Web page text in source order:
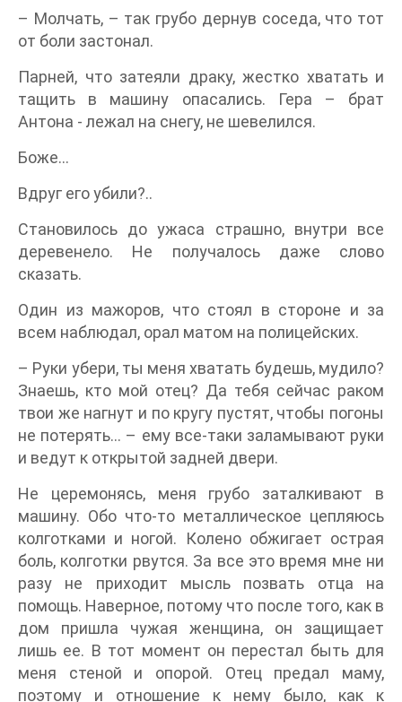
– Молчать, – так грубо дернув соседа, что тот
от боли застонал.
Парней, что затеяли драку, жестко хватать и
тащить в машину опасались. Гера – брат
Антона - лежал на снегу, не шевелился.
Боже...
Вдруг его убили?..
Становилось до ужаса страшно, внутри все
деревенело. Не получалось даже слово
сказать.
Один из мажоров, что стоял в стороне и за
всем наблюдал, орал матом на полицейских.
– Руки убери, ты меня хватать будешь, мудило?
Знаешь, кто мой отец? Да тебя сейчас раком
твои же нагнут и по кругу пустят, чтобы погоны
не потерять... – ему все-таки заламывают руки
и ведут к открытой задней двери.
Не церемонясь, меня грубо заталкивают в
машину. Обо что-то металлическое цепляюсь
колготками и ногой. Колено обжигает острая
боль, колготки рвутся. За все это время мне ни
разу не приходит мысль позвать отца на
помощь. Наверное, потому что после того, как в
дом пришла чужая женщина, он защищает
лишь ее. В тот момент он перестал быть для
меня стеной и опорой. Отец предал маму,
поэтому и отношение к нему было, как к